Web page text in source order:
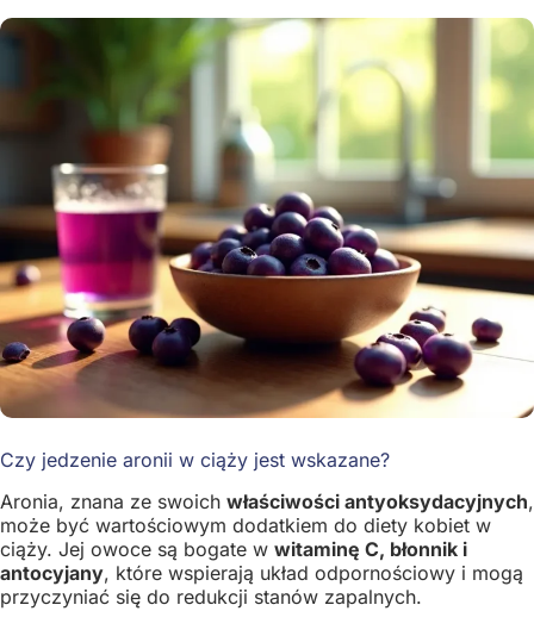
Czy jedzenie aronii w ciąży jest wskazane?
Aronia, znana ze swoich właściwości antyoksydacyjnych,
może być wartościowym dodatkiem do diety kobiet w
ciąży. Jej owoce są bogate w witaminę C, błonnik i
antocyjany, które wspierają układ odpornościowy i mogą
przyczyniać się do redukcji stanów zapalnych.